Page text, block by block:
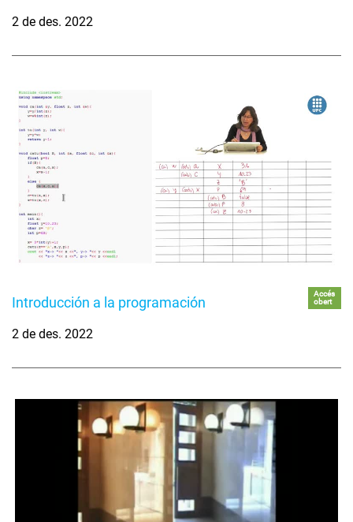
2 de des. 2022
Introducción a la programación
Accés
obert
2 de des. 2022